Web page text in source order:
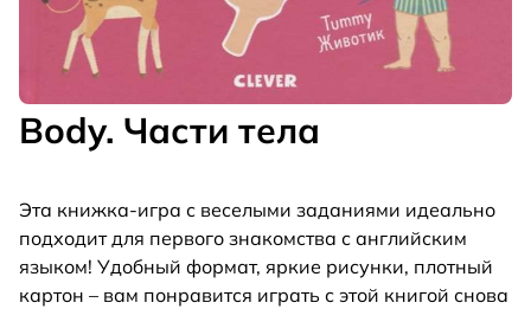
Body. Части тела
Эта книжка-игра с веселыми заданиями идеально
подходит для первого знакомства с английским
языком! Удобный формат, яркие рисунки, плотный
картон – вам понравится играть с этой книгой снова